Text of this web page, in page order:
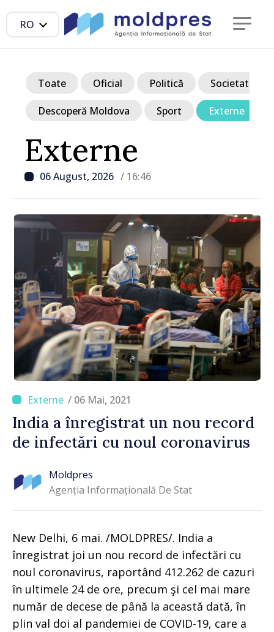
RO
Externe
06 August, 2026 / 16:46
Toate Oficial Politică Societate
Descoperă Moldova Sport Externe
/ 06 Mai, 2021
India a înregistrat un nou record
de infectări cu noul coronavirus
Moldpres
Agenția Informațională De Stat
New Delhi, 6 mai. /MOLDPRES/. India a
înregistrat joi un nou record de infectări cu
noul coronavirus, raportând 412.262 de cazuri
în ultimele 24 de ore, precum şi cel mai mare
număr de decese de până la această dată, în
plin val doi al pandemiei de COVID-19, care a